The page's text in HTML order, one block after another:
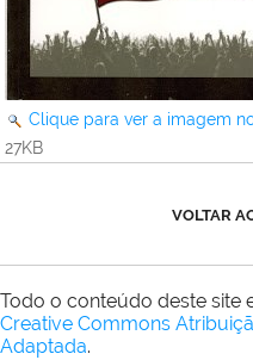
Clique para ver a imagem
27KB
VOLTAR
Todo o conteúdo deste site
Creative Commons
Adaptada.